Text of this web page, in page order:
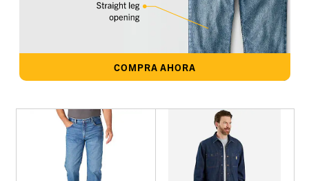
COMPRA AHORA